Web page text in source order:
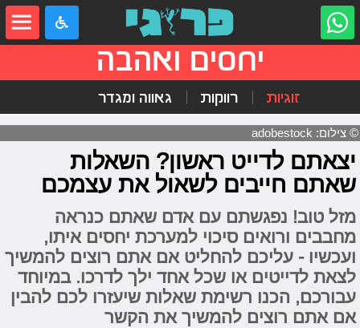
יחסים ואהבה
זוגיות רווקות גאווה ומגדר
© צילום: adobestock
יצאתם לדייט ראשון? השאלות
שאתם חייבים לשאול את עצמכם
מזל טוב! נפגשתם עם אדם שאתם כנראה
מחבבים ורואים סיכוי למערכת יחסים איתו,
ועכשיו - עליכם להחליט אם אתם רוצים להמשיך
לצאת לדייטים או שכל אחד ילך לדרכו. במיוחד
עבורכם, הכנו רשימת שאלות שיעזרו לכם להבין
אם אתם רוצים להמשיך את הקשר